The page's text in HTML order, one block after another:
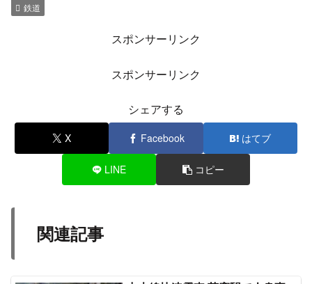
そのまま逃走してるからか
— モモ（ ´∀｀） (@momottie)March 30, 2021
15時19分頃 運転再開
13:14頃、那加～蘇原駅間で踏切事故発生のた